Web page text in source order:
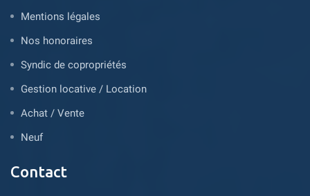
Mentions légales
Nos honoraires
Syndic de copropriétés
Gestion locative / Location
Achat / Vente
Neuf
Contact